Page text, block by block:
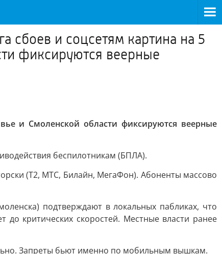
сбоев и соцсетям картина на 5
фиксируются веерные
и Смоленской области фиксируются веерные
беспилотникам (БПЛА).
(Т2, МТС, Билайн, МегаФон). Абоненты массово
подтверждают в локальных пабликах, что
критических скоростей. Местные власти ранее
Запреты бьют именно по мобильным вышкам.